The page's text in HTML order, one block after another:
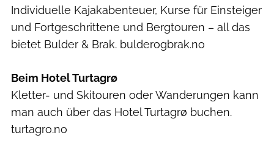
Individuelle Kajakabenteuer, Kurse für Einsteiger
und Fortgeschrittene und Bergtouren – all das
bietet Bulder & Brak. bulderogbrak.no
Beim Hotel Turtagrø
Kletter- und Skitouren oder Wanderungen kann
man auch über das Hotel Turtagrø buchen.
turtagro.no